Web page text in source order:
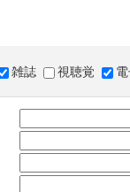
雑誌 視聴覚